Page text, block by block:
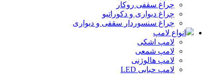
چراغ سقفی روکار
چراغ دیواری و دکوراتیو
چراغ سنسوردار سقفی و دیواری
انواع لامپ
لامپ اشکی
لامپ شمعی
لامپ هالوژنی
لامپ حبابی LED